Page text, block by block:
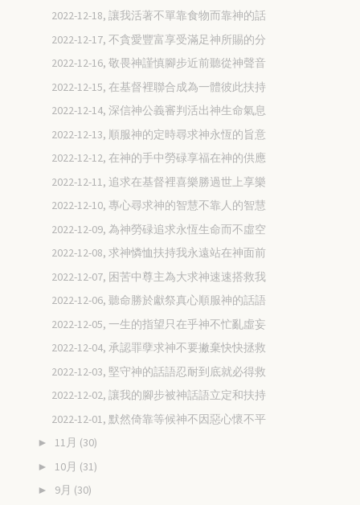
2022-12-18, 讓我活著不單靠食物而靠神的話
2022-12-17, 不貪愛豐富享受滿足神所賜的分
2022-12-16, 敬畏神謹慎腳步近前聽從神聲音
2022-12-15, 在基督裡聯合成為一體彼此扶持
2022-12-14, 深信神公義審判活出神生命氣息
2022-12-13, 順服神的定時尋求神永恆的旨意
2022-12-12, 在神的手中勞碌享福在神的供應
2022-12-11, 追求在基督裡喜樂勝過世上享樂
2022-12-10, 專心尋求神的智慧不靠人的智慧
2022-12-09, 為神勞碌追求永恆生命而不虛空
2022-12-08, 求神憐恤扶持我永遠站在神面前
2022-12-07, 困苦中尊主為大求神速速搭救我
2022-12-06, 聽命勝於獻祭真心順服神的話語
2022-12-05, 一生的指望只在乎神不忙亂虛妄
2022-12-04, 承認罪孽求神不要撇棄快快拯救
2022-12-03, 堅守神的話語忍耐到底就必得救
2022-12-02, 讓我的腳步被神話語立定和扶持
2022-12-01, 默然倚靠等候神不因惡心懷不平
► 11月 (30)
► 10月 (31)
► 9月 (30)